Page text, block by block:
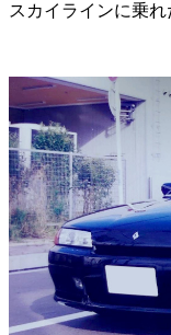
スカイラインに乗れ